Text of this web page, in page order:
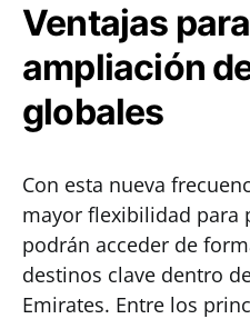
Ventajas
ampliación
globales
Con esta nueva
mayor flexibilidad para
podrán acceder de
destinos clave dentro
Emirates. Entre los